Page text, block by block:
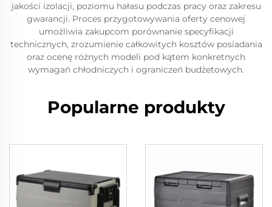
jakości izolacji, poziomu hałasu podczas pracy oraz zakresu
gwarancji. Proces przygotowywania oferty cenowej
umożliwia zakupcom porównanie specyfikacji
technicznych, zrozumienie całkowitych kosztów posiadania
oraz ocenę różnych modeli pod kątem konkretnych
wymagań chłodniczych i ograniczeń budżetowych.
Popularne produkty